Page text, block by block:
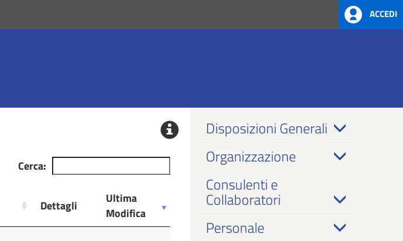
ACCEDI
Cerca:
Dettagli
Ultima
Modifica
Disposizioni Generali
Organizzazione
Consulenti e
Collaboratori
Personale